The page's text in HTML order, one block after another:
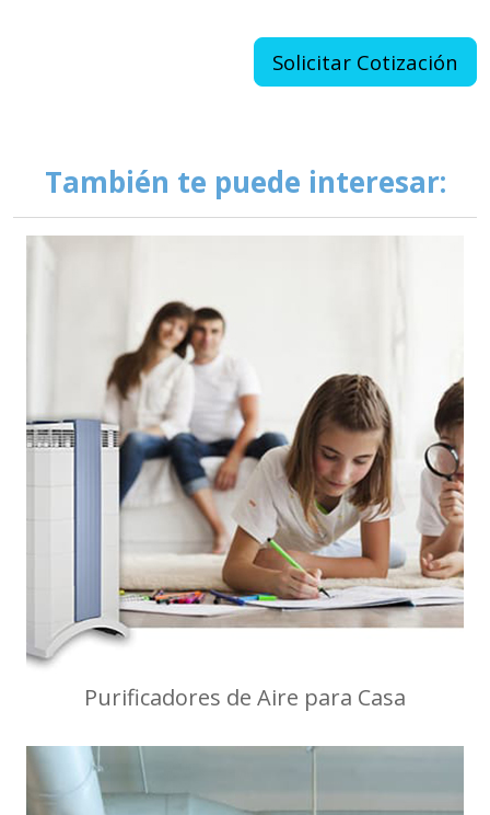
Solicitar Cotización
También te puede interesar:
Purificadores de Aire para Casa